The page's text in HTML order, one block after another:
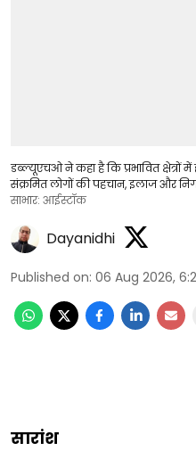
डब्ल्यूएचओ ने कहा है कि प्रभावित क्षेत्रों
संक्रमित लोगों की पहचान, इलाज और
साभार: आईस्टॉक
Dayanidhi
Published on: 06 Aug 2026,
सारांश